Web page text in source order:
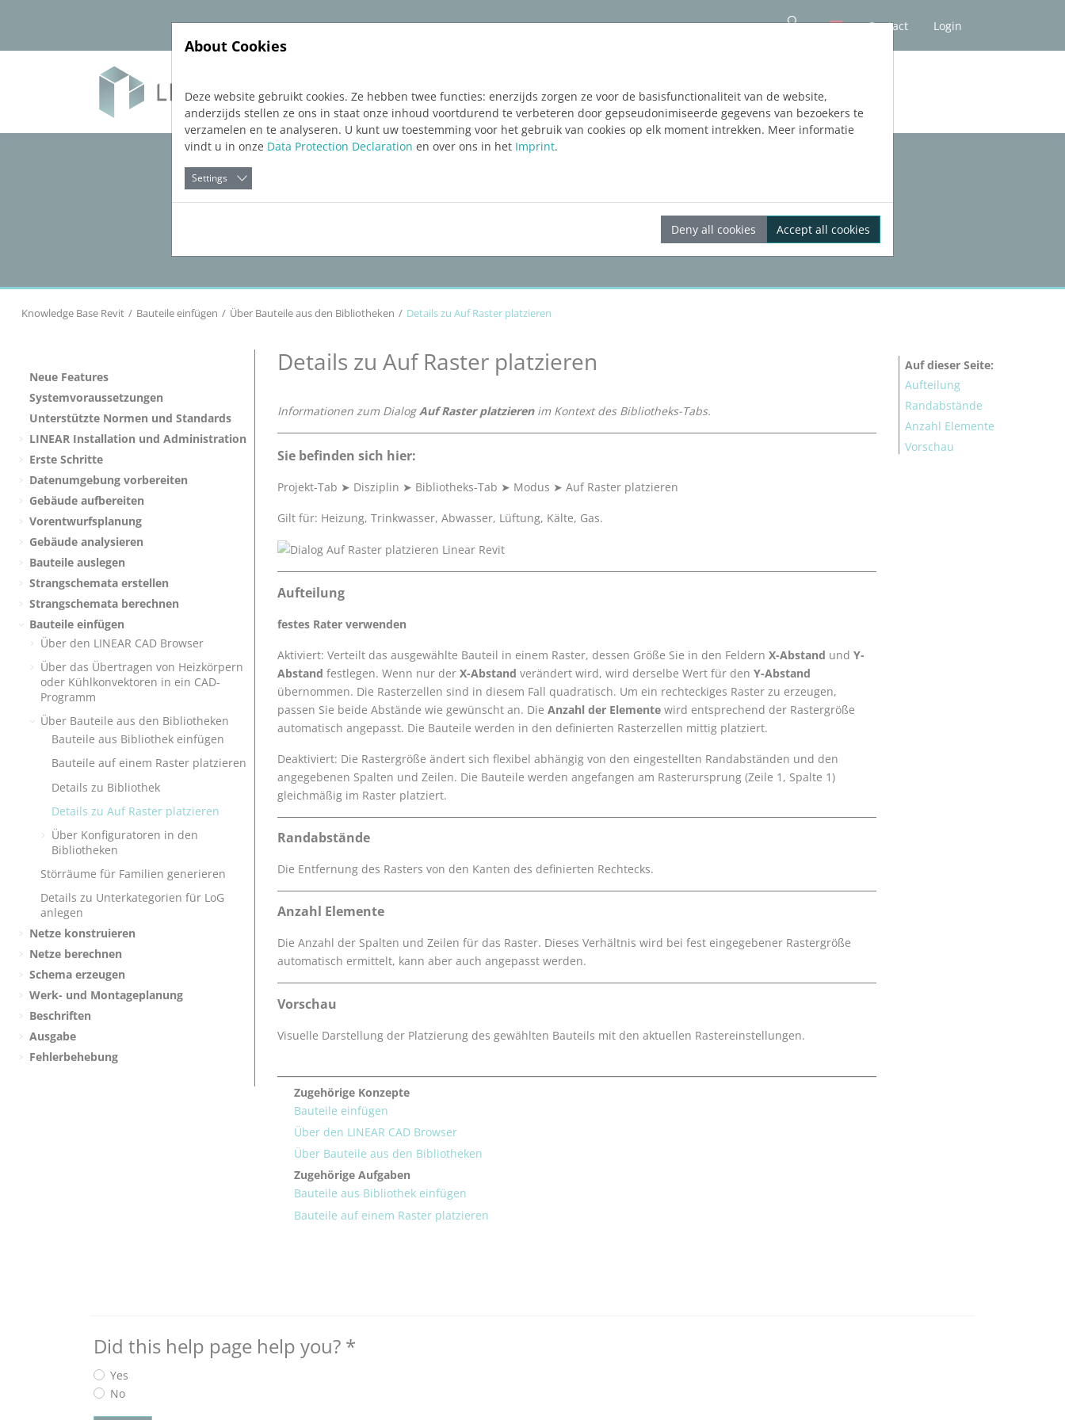
Contact
Login
Software Services Blog FREE TRIAL
Knowledge Base Revit Bauteile einfügen Über Bauteile aus den Bibliotheken Details zu Auf Raster platzieren
Neue Features
Systemvoraussetzungen
Unterstützte Normen und Standards
LINEAR Installation und Administration
Erste Schritte
Datenumgebung vorbereiten
Gebäude aufbereiten
Vorentwurfsplanung
Gebäude analysieren
Bauteile auslegen
Strangschemata erstellen
Strangschemata berechnen
Bauteile einfügen
Über den LINEAR CAD Browser
Über das Übertragen von Heizkörpern
oder Kühlkonvektoren in ein CAD-
Programm
Über Bauteile aus den Bibliotheken
Bauteile aus Bibliothek einfügen
Bauteile auf einem Raster platzieren
Details zu Bibliothek
Details zu Auf Raster platzieren
Über Konfiguratoren in den
Bibliotheken
Störräume für Familien generieren
Details zu Unterkategorien für LoG
anlegen
Netze konstruieren
Netze berechnen
Schema erzeugen
Werk- und Montageplanung
Beschriften
Ausgabe
Fehlerbehebung
Details zu Auf Raster platzieren
Informationen zum DialogAuf Raster platzierenim Kontext des Bibliotheks-Tabs.
Sie befinden sich hier:
Projekt-Tab ➤ Disziplin ➤ Bibliotheks-Tab ➤ Modus ➤ Auf Raster platzieren
Gilt für: Heizung, Trinkwasser, Abwasser, Lüftung, Kälte, Gas.
Aufteilung
festes Rater verwenden
Aktiviert: Verteilt das ausgewählte Bauteil in einem Raster, dessen Größe Sie in den Feldern X-Abstand und Y-
Abstand festlegen. Wenn nur der X-Abstand verändert wird, wird derselbe Wert für den Y-Abstand
übernommen. Die Rasterzellen sind in diesem Fall quadratisch. Um ein rechteckiges Raster zu erzeugen,
passen Sie beide Abstände wie gewünscht an. Die Anzahl der Elemente wird entsprechend der Rastergröße
automatisch angepasst. Die Bauteile werden in den definierten Rasterzellen mittig platziert.
Deaktiviert: Die Rastergröße ändert sich flexibel abhängig von den eingestellten Randabständen und den
angegebenen Spalten und Zeilen. Die Bauteile werden angefangen am Rasterursprung (Zeile 1, Spalte 1)
gleichmäßig im Raster platziert.
Randabstände
Die Entfernung des Rasters von den Kanten des definierten Rechtecks.
Anzahl Elemente
Die Anzahl der Spalten und Zeilen für das Raster. Dieses Verhältnis wird bei fest eingegebener Rastergröße
automatisch ermittelt, kann aber auch angepasst werden.
Vorschau
Visuelle Darstellung der Platzierung des gewählten Bauteils mit den aktuellen Rastereinstellungen.
Zugehörige Konzepte
Bauteile einfügen
Über den LINEAR CAD Browser
Über Bauteile aus den Bibliotheken
Zugehörige Aufgaben
Bauteile aus Bibliothek einfügen
Bauteile auf einem Raster platzieren
Auf dieser Seite
Aufteilung
Randabstände
Anzahl Elemente
Vorschau
Did this help page help you? *
Yes
No
About Cookies
Deze website gebruikt cookies. Ze hebben twee functies: enerzijds zorgen ze voor de basisfunctionaliteit van de website,
anderzijds stellen ze ons in staat onze inhoud voortdurend te verbeteren door gepseudonimiseerde gegevens van bezoekers te
verzamelen en te analyseren. U kunt uw toestemming voor het gebruik van cookies op elk moment intrekken. Meer informatie
vindt u in onze Data Protection Declaration en over ons in het Imprint.
Settings
Deny all cookies Accept all cookies